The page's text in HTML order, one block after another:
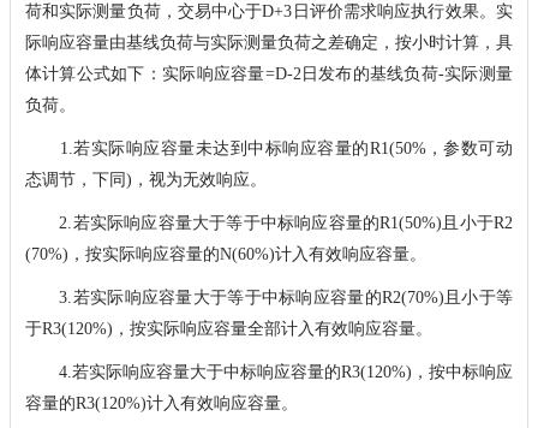
荷和实际测量负荷，交易中心于D+3日评价需求响应执行效果。实
际响应容量由基线负荷与实际测量负荷之差确定，按小时计算，具
体计算公式如下：实际响应容量=D-2日发布的基线负荷-实际测量
负荷。
1.若实际响应容量未达到中标响应容量的R1(50%，参数可动
态调节，下同)，视为无效响应。
2.若实际响应容量大于等于中标响应容量的R1(50%)且小于R2
(70%)，按实际响应容量的N(60%)计入有效响应容量。
3.若实际响应容量大于等于中标响应容量的R2(70%)且小于等
于R3(120%)，按实际响应容量全部计入有效响应容量。
4.若实际响应容量大于中标响应容量的R3(120%)，按中标响应
容量的R3(120%)计入有效响应容量。